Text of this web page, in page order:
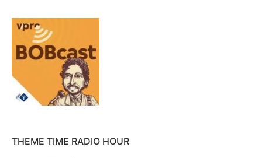
THEME TIME RADIO HOUR